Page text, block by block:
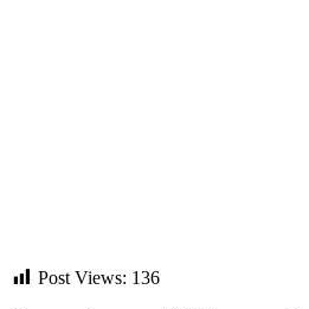
Post Views: 136